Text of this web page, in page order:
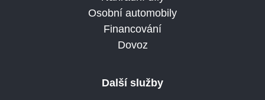
Osobní automobily
Financování
Dovoz
Další služby